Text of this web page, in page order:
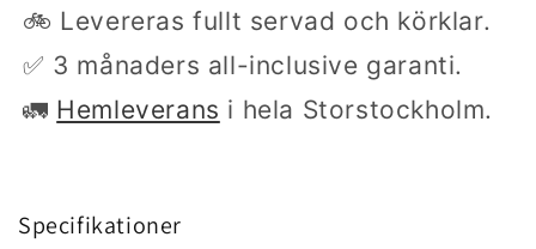
🚲 Levereras fullt servad och körklar.
✅ 3 månaders all-inclusive garanti.
🚛 Hemleverans i hela Storstockholm.
Specifikationer